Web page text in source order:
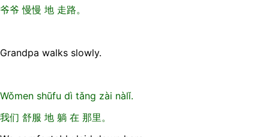
爷爷 慢慢 地 走路。
Grandpa walks slowly.
Wǒmen shūfu dì tǎnɡ zài nàlǐ.
我们 舒服 地 躺 在 那里。